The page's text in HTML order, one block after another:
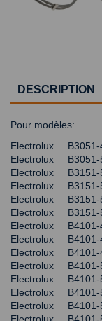
DESCRIPTION
Pour modèles:
Electrolux
Electrolux
Electrolux
Electrolux
Electrolux
Electrolux
Electrolux
Electrolux
Electrolux
Electrolux
Electrolux
Electrolux
Electrolux